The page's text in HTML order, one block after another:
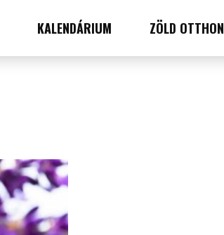
KALENDÁRIUM ZÖLD OTTHON